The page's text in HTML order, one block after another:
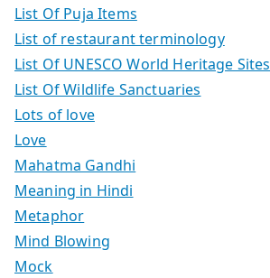
List Of Puja Items
List of restaurant terminology
List Of UNESCO World Heritage Sites
List Of Wildlife Sanctuaries
Lots of love
Love
Mahatma Gandhi
Meaning in Hindi
Metaphor
Mind Blowing
Mock